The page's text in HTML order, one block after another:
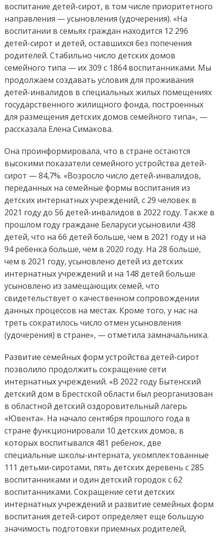
воспитание детей-сирот, в том числе приоритетного
направления — усыновления (удочерения). «На
воспитании в семьях граждан находится 12 296
детей-сирот и детей, оставшихся без попечения
родителей. Стабильно число детских домов
семейного типа — их 309 с 1864 воспитанниками. Мы
продолжаем создавать условия для проживания
детей-инвалидов в специальных жилых помещениях
государственного жилищного фонда, построенных
для размещения детских домов семейного типа», —
рассказала Елена Симакова.
Она проинформировала, что в стране остаются
высокими показатели семейного устройства детей-
сирот — 84,7%. «Возросло число детей-инвалидов,
переданных на семейные формы воспитания из
детских интернатных учреждений, с 29 человек в
2021 году до 56 детей-инвалидов в 2022 году. Также в
прошлом году граждане Беларуси усыновили 438
детей, что на 66 детей больше, чем в 2021 году и на
94 ребенка больше, чем в 2020 году. На 28 больше,
чем в 2021 году, усыновлено детей из детских
интернатных учреждений и на 148 детей больше
усыновлено из замещающих семей, что
свидетельствует о качественном сопровождении
данных процессов на местах. Кроме того, у нас на
треть сократилось число отмен усыновления
(удочерения) в стране», — отметила замначальника.
Развитие семейных форм устройства детей-сирот
позволило продолжить сокращение сети
интернатных учреждений. «В 2022 году Бытенский
детский дом в Брестской области был реорганизован
в областной детский оздоровительный лагерь
«Ювента». На начало сентября прошлого года в
стране функционировали 10 детских домов, в
которых воспитывался 481 ребенок, две
специальные школы-интерната, укомплектованные
111 детьми-сиротами, пять детских деревень с 285
воспитанниками и один детский городок с 62
воспитанниками. Сокращение сети детских
интернатных учреждений и развитие семейных форм
воспитания детей-сирот определяет еще большую
значимость подготовки приемных родителей,